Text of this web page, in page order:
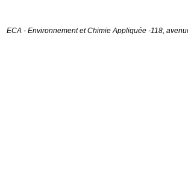
ECA - Environnement et Chimie Appliquée -118,